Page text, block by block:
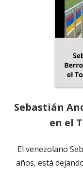
Sebastián
en el
El venezolano
años, está